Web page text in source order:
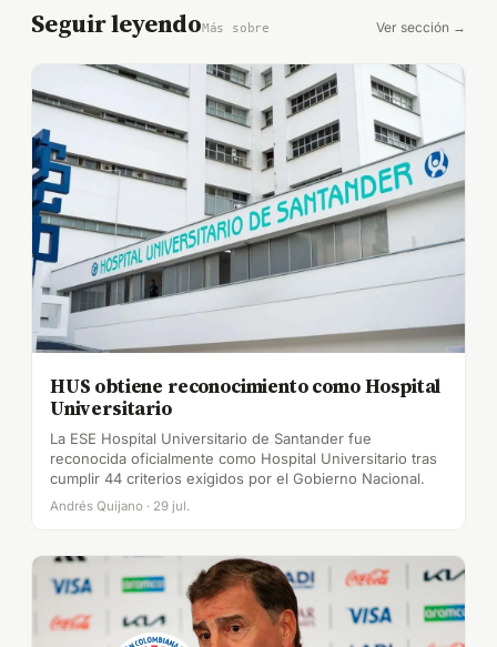
Seguir leyendoMás sobre Ver sección →
HUS obtiene reconocimiento como Hospital
Universitario
La ESE Hospital Universitario de Santander fue
reconocida oficialmente como Hospital Universitario tras
cumplir 44 criterios exigidos por el Gobierno Nacional.
Andrés Quijano · 29 jul.